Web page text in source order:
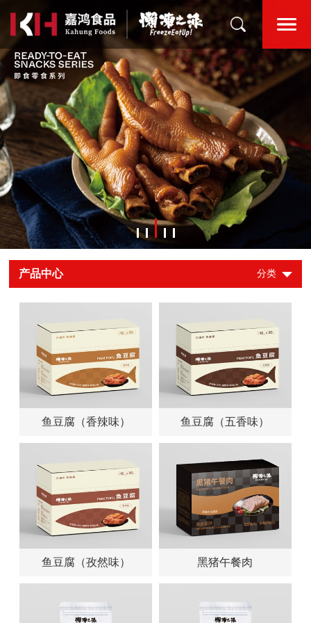
产品中心 分类
鱼豆腐（香辣味） 鱼豆腐（五香味）
鱼豆腐（孜然味） 黑猪午餐肉